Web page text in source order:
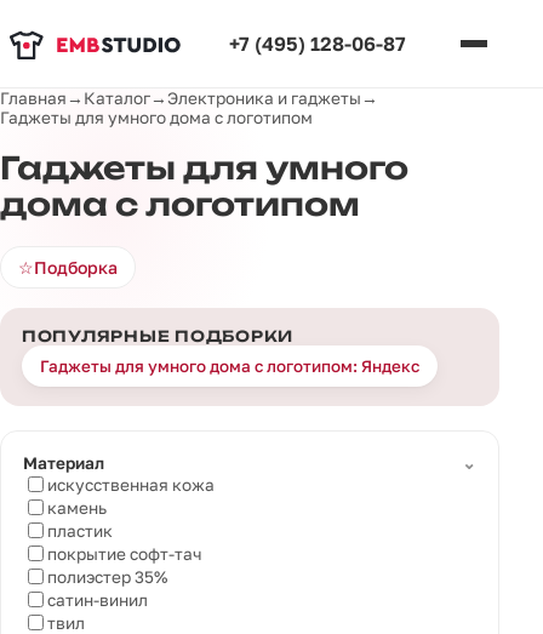
+7 (495) 128-06-87
Главная→ Каталог→Электроника и гаджеты→
Гаджеты для умного дома с логотипом
Гаджеты для умного
дома с логотипом
☆Подборка
ПОПУЛЯРНЫЕ ПОДБОРКИ
Гаджеты для умного дома с логотипом: Яндекс
Материал
⌄
искусственная кожа
камень
пластик
покрытие софт-тач
полиэстер 35%
сатин-винил
твил